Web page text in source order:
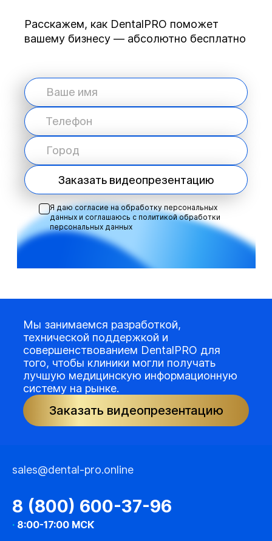
Расскажем, как DentalPRO поможет
вашему бизнесу — абсолютно бесплатно
Заказать видеопрезентацию
Я даю согласие на обработку персональных
данных и соглашаюсь с политикой обработки
персональных данных
Мы занимаемся разработкой,
технической поддержкой и
совершенствованием DentalPRO для
того, чтобы клиники могли получать
лучшую медицинскую информационную
систему на рынке.
Заказать видеопрезентацию
sales@dental-pro.online
8 (800) 600-37-96
· 8:00-17:00 МСК